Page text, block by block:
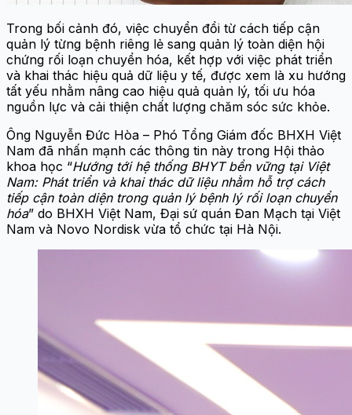
Trong bối cảnh đó, việc chuyển đổi từ cách tiếp cận
quản lý từng bệnh riêng lẻ sang quản lý toàn diện hội
chứng rối loạn chuyển hóa, kết hợp với việc phát triển
và khai thác hiệu quả dữ liệu y tế, được xem là xu hướng
tất yếu nhằm nâng cao hiệu quả quản lý, tối ưu hóa
nguồn lực và cải thiện chất lượng chăm sóc sức khỏe.
Ông Nguyễn Đức Hòa – Phó Tổng Giám đốc BHXH Việt
Nam đã nhấn mạnh các thông tin này trong Hội thảo
khoa học “Hướng tới hệ thống BHYT bền vững tại Việt
Nam: Phát triển và khai thác dữ liệu nhằm hỗ trợ cách
tiếp cận toàn diện trong quản lý bệnh lý rối loạn chuyển
hóa” do BHXH Việt Nam, Đại sứ quán Đan Mạch tại Việt
Nam và Novo Nordisk vừa tổ chức tại Hà Nội.